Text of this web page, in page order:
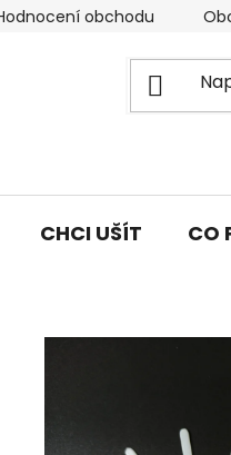
obchodu
CHCI UŠÍT CO